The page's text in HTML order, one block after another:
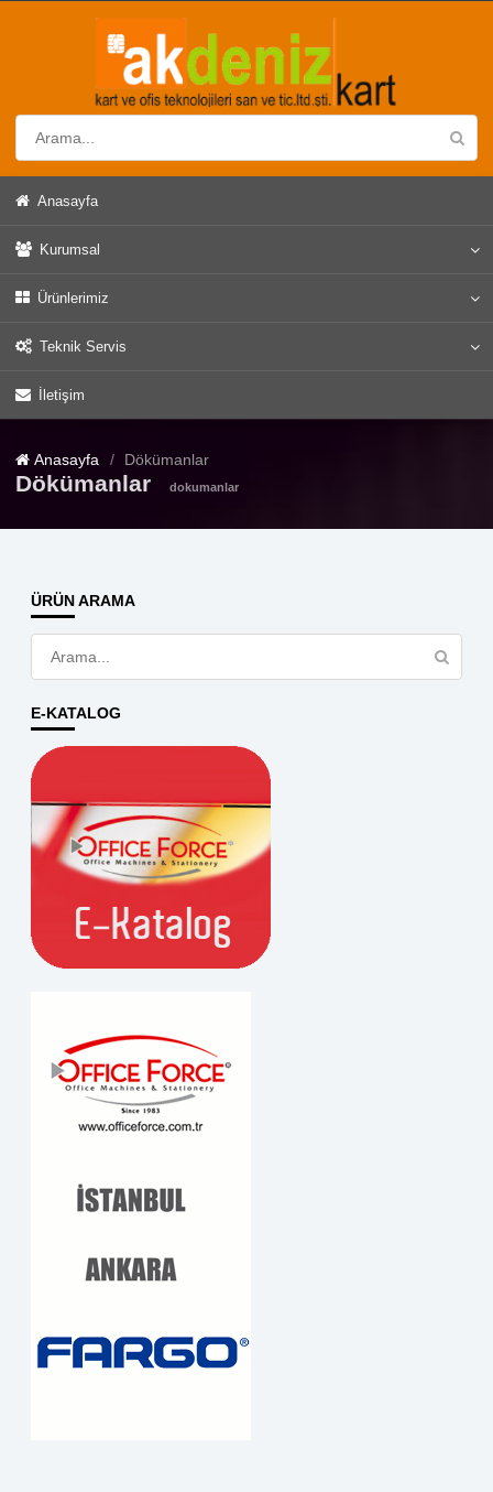
Anasayfa
Kurumsal
Ürünlerimiz
Teknik Servis
İletişim
Anasayfa Dökümanlar
Dökümanlar dokumanlar
ÜRÜN ARAMA
E-KATALOG